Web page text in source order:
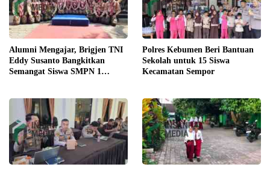
Alumni Mengajar, Brigjen TNI
Eddy Susanto Bangkitkan
Semangat Siswa SMPN 1
Polres Kebumen Beri Bantuan
Sekolah untuk 15 Siswa
Kecamatan Sempor